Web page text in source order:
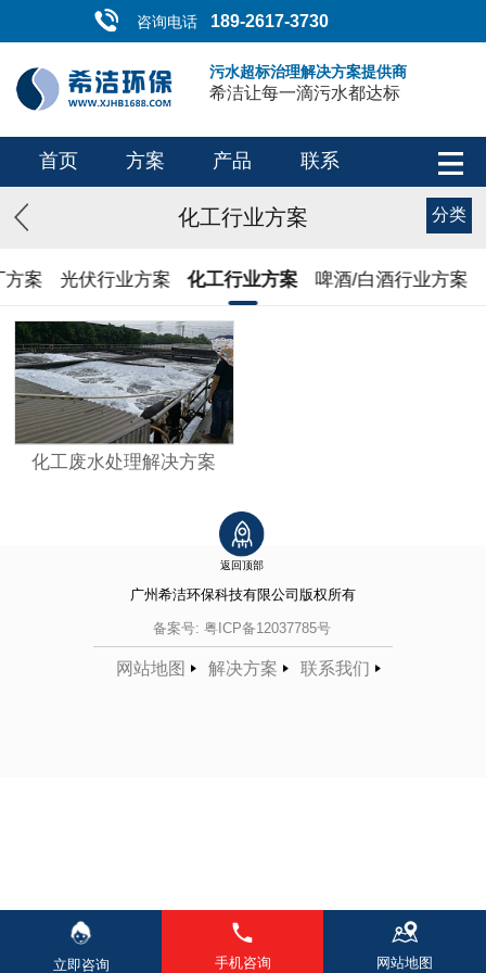
咨询电话 189-2617-3730
污水超标治理解决方案提供商
希洁让每一滴污水都达标
首页 方案 产品 联系
化工行业方案 分类
方案 光伏行业方案 化工行业方案 啤酒/白酒行业方案
化工废水处理解决方案
返回顶部
广州希洁环保科技有限公司 版权所有
备案号: 粤ICP备12037785号
网站地图 解决方案 联系我们
立即咨询 手机咨询 网站地图